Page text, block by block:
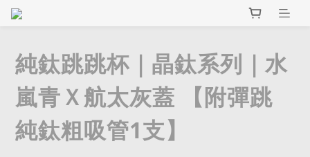
純鈦跳跳杯｜晶鈦系列｜水
嵐青Ｘ航太灰蓋 【附彈跳
純鈦粗吸管1支】